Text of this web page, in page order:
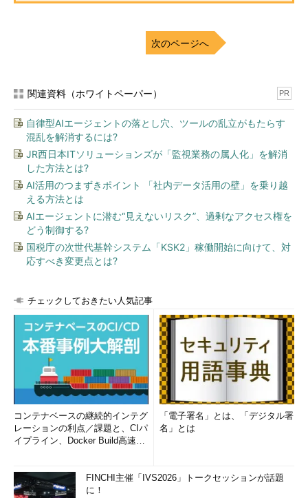
次のページへ
関連資料（ホワイトペーパー） PR
自律型AIエージェントの落とし穴、ツールの乱立がもたらす
混乱を解消するには?
JR西日本ITソリューションズが「監視業務の属人化」を解消
した方法とは?
AI活用のつまずきポイント 「社内データ活用の壁」を乗り越
える方法とは
AIエージェントに潜む“見えないリスク”、過剰なアクセス権を
どう制御する?
国税庁の次世代基幹システム「KSK2」稼働開始に向けて、対
応すべき変更点とは?
チェックしておきたい人気記事
コンテナベースの継続的インテグ
レーションの利点／課題と、CIパ
イプライン、Docker Build高速化
「電子署名」とは、「デジタル署
名」とは
FINCHI主催「IVS2026」トークセッションが話題
に！